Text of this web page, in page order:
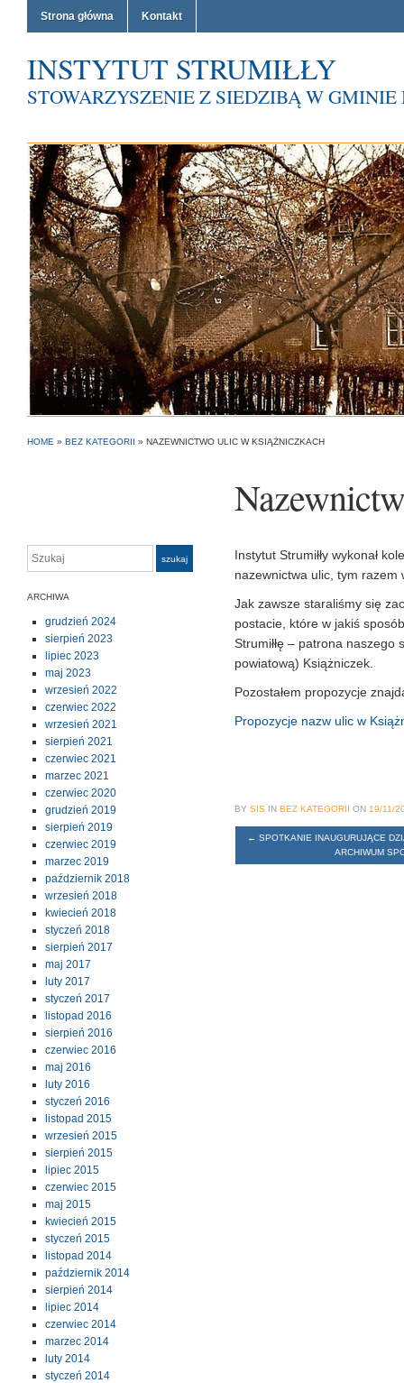
Strona główna Kontakt
INSTYTUT STRUMIŁŁY
STOWARZYSZENIE Z SIEDZIBĄ W
HOME » BEZ KATEGORII » NAZEWNICTWO ULIC W KSIĄŻNICZKACH
Szukaj szukaj
ARCHIWA
grudzień 2024
sierpień 2023
lipiec 2023
maj 2023
wrzesień 2022
czerwiec 2022
wrzesień 2021
sierpień 2021
czerwiec 2021
marzec 2021
czerwiec 2020
grudzień 2019
sierpień 2019
czerwiec 2019
marzec 2019
październik 2018
wrzesień 2018
kwiecień 2018
styczeń 2018
sierpień 2017
maj 2017
luty 2017
styczeń 2017
listopad 2016
sierpień 2016
czerwiec 2016
maj 2016
luty 2016
styczeń 2016
listopad 2015
wrzesień 2015
sierpień 2015
lipiec 2015
czerwiec 2015
maj 2015
kwiecień 2015
styczeń 2015
listopad 2014
październik 2014
sierpień 2014
lipiec 2014
czerwiec 2014
marzec 2014
luty 2014
styczeń 2014
Instytut Strumiłły wykonał
nazewnictwa ulic, tym razem
Jak zawsze staraliśmy się
postacie, które w jakiś
Strumiłłę – patrona
powiatową) Książniczek.
Pozostałem propozycje
Propozycje nazw ulic w
BY SIS IN BEZ KATEGORII ON 19/11/
← SPOTKANIE INAUGURUJĄCE
ARCHIWUM